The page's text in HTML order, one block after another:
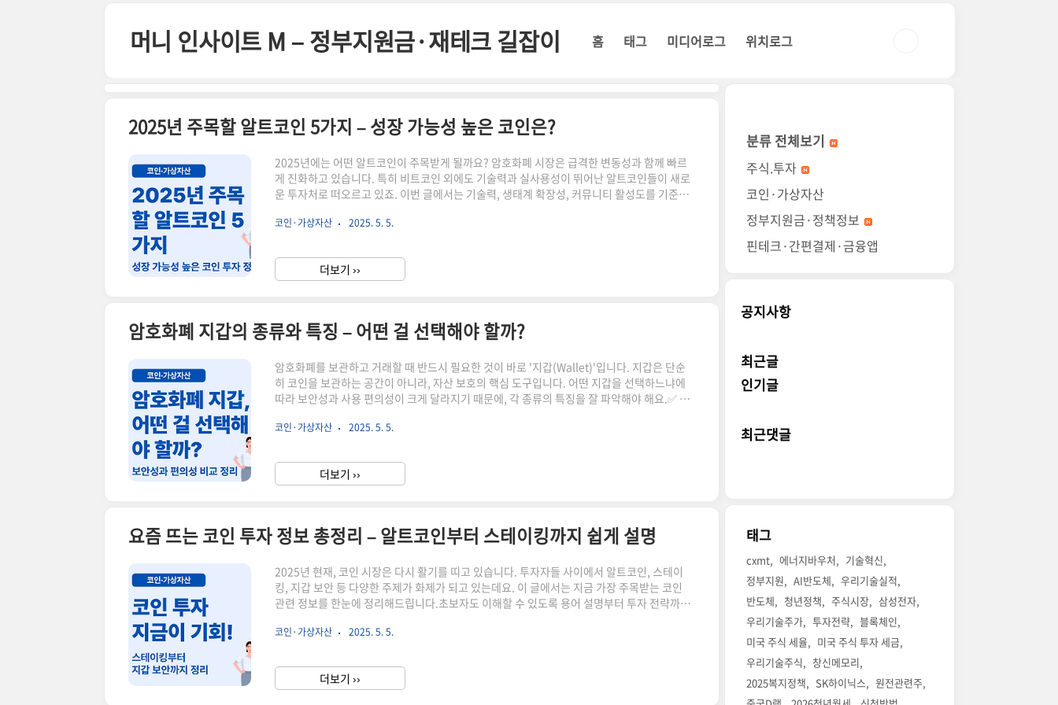
머니 인사이트 M – 정부지원금·재테크 길잡이 홈 태그 미디어로그 위치로그
2025년 주목할 알트코인 5가지 – 성장 가능성 높은 코인은?
2025년에는 어떤 알트코인이 주목받게 될까요? 암호화폐 시장은 급격한 변동성과 함께 빠르
게 진화하고 있습니다. 특히 비트코인 외에도 기술력과 실사용성이 뛰어난 알트코인들이 새로
운 투자처로 떠오르고 있죠. 이번 글에서는 기술력, 생태계 확장성, 커뮤니티 활성도를 기준으
코인핵심 기능2025년 기대 요인Solana (SOL)초고속 트랜잭션 처리, DeFi·NFT 중심지
이터와 스마트 계약 연결탈중앙화 오라클 시장의 독보적 위치 + 실사용 증가Polygon
(MATIC)이더리움 확장 솔루션, 낮은 수수료대기업과의 협..
코인·가상자산 2025. 5. 5.
더보기 ››
암호화폐 지갑의 종류와 특징 – 어떤 걸 선택해야 할까?
암호화폐를 보관하고 거래할 때 반드시 필요한 것이 바로 '지갑(Wallet)'입니다. 지갑은 단순
히 코인을 보관하는 공간이 아니라, 자산 보호의 핵심 도구입니다. 어떤 지갑을 선택하느냐에
따라 보안성과 사용 편의성이 크게 달라지기 때문에, 각 종류의 특징을 잘 파악해야 해요.✅ 암
Wallet): 인터넷에 연결된 상태로 실시간 거래에 편리하지만 해킹 위험이 있음콜드 월렛
특징 비교종류설명보안 수준사용 난이도모바일 지갑앱 설치만으로 간편 사용 (ex. Trust
Wallet)보통쉬움브라우저 지갑웹 브라우저 확장 프로..
코인·가상자산 2025. 5. 5.
더보기 ››
요즘 뜨는 코인 투자 정보 총정리 – 알트코인부터 스테이킹까지 쉽게 설명
2025년 현재, 코인 시장은 다시 활기를 띠고 있습니다. 투자자들 사이에서 알트코인, 스테이
킹, 지갑 보안 등 다양한 주제가 화제가 되고 있는데요. 이 글에서는 지금 가장 주목받는 코인
관련 정보를 한눈에 정리해드립니다.초보자도 이해할 수 있도록 용어 설명부터 투자 전략까지
주제 바로가기👉 스테이킹이란? 수익 구조 쉽게 정리 👉 2025년 주목할 알트코인 5가지 👉
요?✅ 분산 투자: 알트코인과 비트코인을 균형 있게✅ 장기 보유: 스테이킹으로 안정적 수익 기
대✅ 지갑 보안: 하드월렛 사용 등으로 해킹 위험 대비위..
코인·가상자산 2025. 5. 5.
더보기 ››
분류 전체보기
주식.투자
코인·가상자산
정부지원금·정책정보
핀테크·간편결제·금융앱
공지사항
최근글
인기글
최근댓글
태그
cxmt 에너지바우처
기술혁신
정부지원
AI반도체
우리기술실적
반도체
청년정책 주식시장
삼성전자
우리기술주가
투자전략
블록체인
미국 주식 세율
미국 주식 투자 세금
우리기술주식
창신메모리
2025복지정책
SK하이닉스
원전관련주